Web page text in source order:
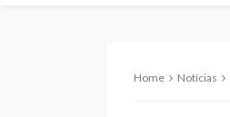
Home Notícias